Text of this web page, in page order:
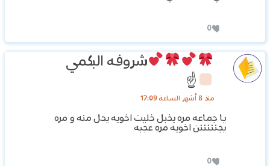
0
شروفه البكمي
☝
منذ 8 أشهر الساعة 17:09
يا جماعه مره يخبل خليت اخويه يحل منه و مره
يجنننننن اخويه مره عجبه
0